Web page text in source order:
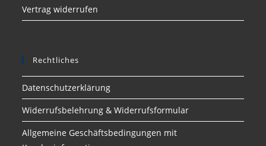
Vertrag widerrufen
Rechtliches
Datenschutzerklärung
Widerrufsbelehrung & Widerrufsformular
Allgemeine Geschäftsbedingungen mit